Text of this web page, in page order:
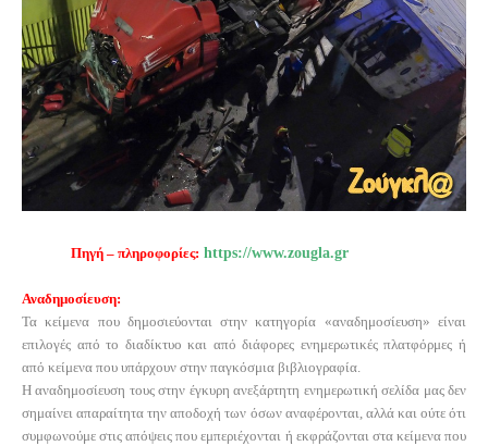
Πηγή – πληροφορίες: https://www.zougla.gr
Αναδημοσίευση:
Τα κείμενα που δημοσιεύονται στην κατηγορία «αναδημοσίευση» είναι
επιλογές από το διαδίκτυο και από διάφορες ενημερωτικές πλατφόρμες ή
από κείμενα που υπάρχουν στην παγκόσμια βιβλιογραφία.
Η αναδημοσίευση τους στην έγκυρη ανεξάρτητη ενημερωτική σελίδα μας δεν
σημαίνει απαραίτητα την αποδοχή των όσων αναφέρονται, αλλά και ούτε ότι
συμφωνούμε στις απόψεις που εμπεριέχονται ή εκφράζονται στα κείμενα που